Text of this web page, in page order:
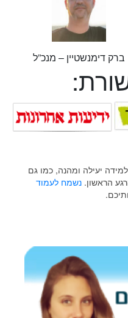
ברק דימנשטיין – מנכ”ל
למידה יעילה ומהנה, כמו גם
הראשון. נשמח לעמוד